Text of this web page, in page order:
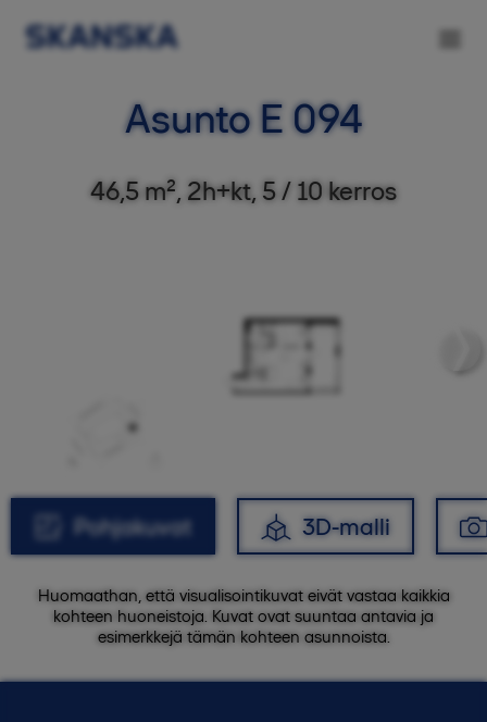
Asunto E 094
46,5 m², 2h+kt, 5 / 10 kerros
Pohjakuvat 3D-malli
Huomaathan, että visualisointikuvat eivät vastaa kaikkia
kohteen huoneistoja. Kuvat ovat suuntaa antavia ja
esimerkkejä tämän kohteen asunnoista.